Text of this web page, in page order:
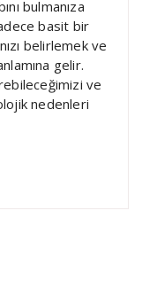
bulmanıza
basit bir
belirlemek ve
gelir.
ve
nedenleri